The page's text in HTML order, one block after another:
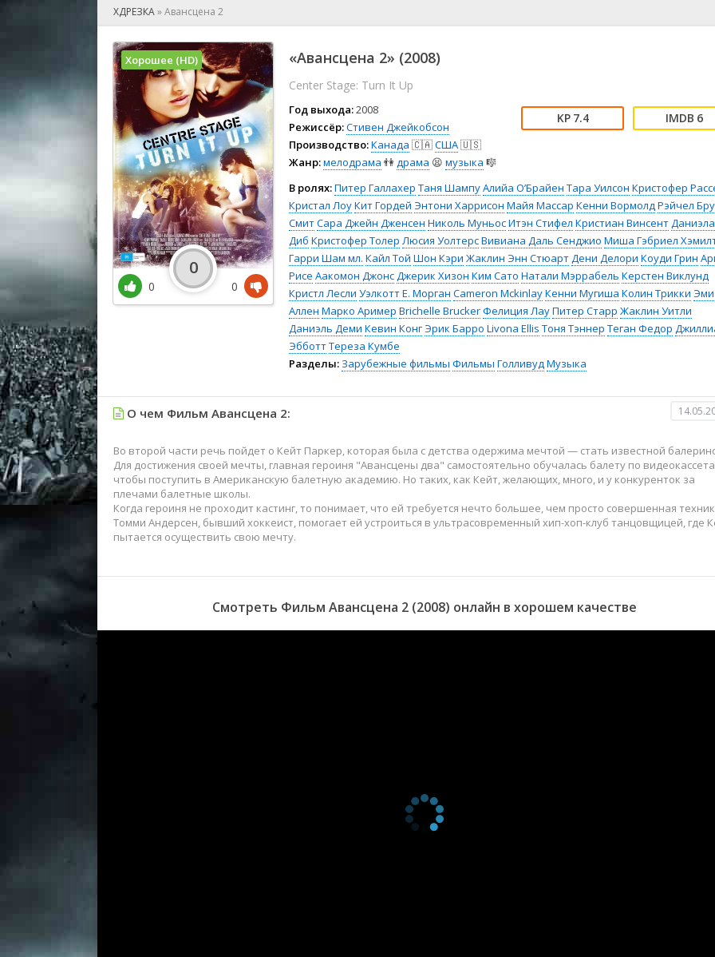
🕺 Мюзикл
👨‍💻 Реальное тв
🎤 Ток-шоу
😱 Ужасы
🧙‍♀️ Фантастика
🤠 Фильм-нуар
🧝‍♂️ Фэнтези
🏅 Церемония
ХДРЕЗКА»Авансцена 2
«Авансцена 2» (2008)
Center Stage: Turn It Up
Год выхода:2008
Режиссёр:Стивен Джейкобсон
Производство:Канада 🇨🇦США🇺🇸
Жанр:мелодрама 👫драма 😫 музыка 🎼
7.4 6
В ролях:Питер Галлахер Таня ШампуАлийа О’Брайен Тара Уилсон Кристофер
Кристал ЛоуКит Гордей Энтони Харрисон Майя Массар Кенни ВормолдРэйчел
СмитСара Джейн Дженсен Николь МуньосИтэн Стифел Кристиан ВинсентДаниэла
Диб Кристофер Толер Люсия УолтерсВивиана Даль Сенджио Миша Гэбриел
Гарри Шам мл. Кайл Той Шон Кэри Жаклин Энн СтюартДени Делори Коуди Грин
Рисе Аакомон ДжонсДжерик Хизон Ким Сато Натали Мэррабель Керстен Виклунд
Кристл Лесли Уэлкотт Е. Морган Cameron MckinlayКенни Мугиша Колин Трикки Эми
Аллен Марко Аример Brichelle BruckerФелиция ЛауПитер Старр Жаклин Уитли
Даниэль Деми Кевин КонгЭрик Барро Livona Ellis Тоня Тэннер Теган Федор
ЭбботтТереза Кумбе
Разделы: Зарубежные фильмы Фильмы ГолливудМузыка
Хорошее (HD)
0
0
0
О чем Фильм Авансцена 2:
Во второй части речь пойдет о Кейт Паркер, которая была с детства одержима мечтой — стать известной
Для достижения своей мечты, главная героиня "Авансцены два" самостоятельно обучалась балету по
чтобы поступить в Американскую балетную академию. Но таких, как Кейт, желающих, много, и у конкуренток за
плечами балетные школы.
Когда героиня не проходит кастинг, то понимает, что ей требуется нечто большее, чем просто совершенная
Томми Андерсен, бывший хоккеист, помогает ей устроиться в ультрасовременный хип-хоп-клуб танцовщицей, где
пытается осуществить свою мечту.
Смотреть Фильм Авансцена 2 (2008) онлайн в хорошем качестве